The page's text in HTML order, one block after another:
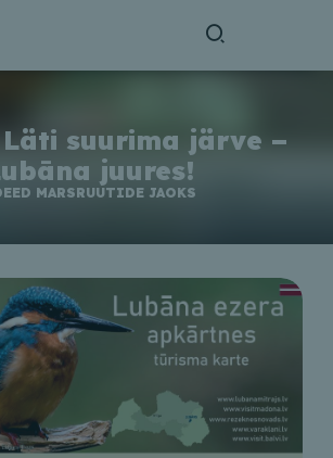
Läti suurima järve –
juures!
MARSRUUTIDE JAOKS